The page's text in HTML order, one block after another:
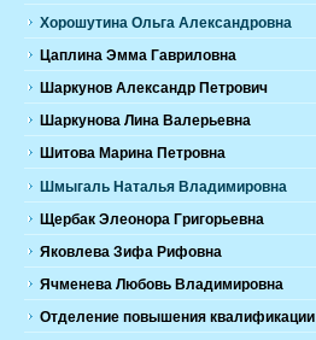
Хорошутина Ольга Александровна
Цаплина Эмма Гавриловна
Шаркунов Александр Петрович
Шаркунова Лина Валерьевна
Шитова Марина Петровна
Шмыгаль Наталья Владимировна
Щербак Элеонора Григорьевна
Яковлева Зифа Рифовна
Ячменева Любовь Владимировна
Отделение повышения квалификации